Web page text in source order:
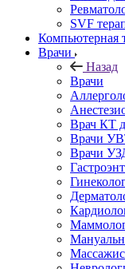
SVF
Компьютерная
Врачи
Назад
Врачи
Врач КТ
Врачи
Врачи